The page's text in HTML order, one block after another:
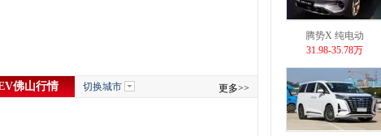
佛山行情 切换城市 更多>>
腾势X 纯电动
31.98-35.78万